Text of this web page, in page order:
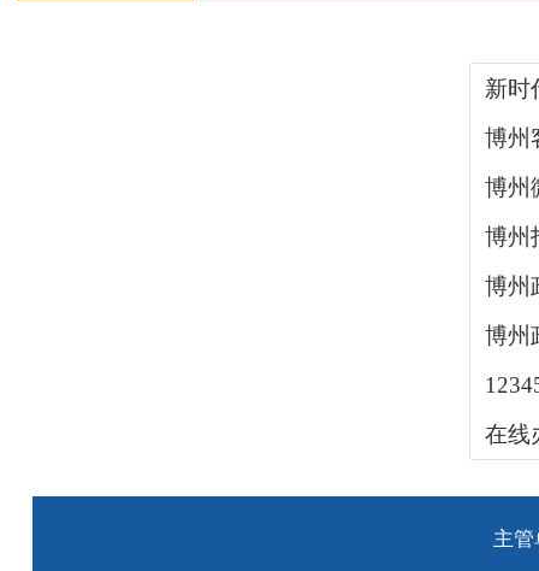
新时
博州
博州
博州
博州
博州
在线
主